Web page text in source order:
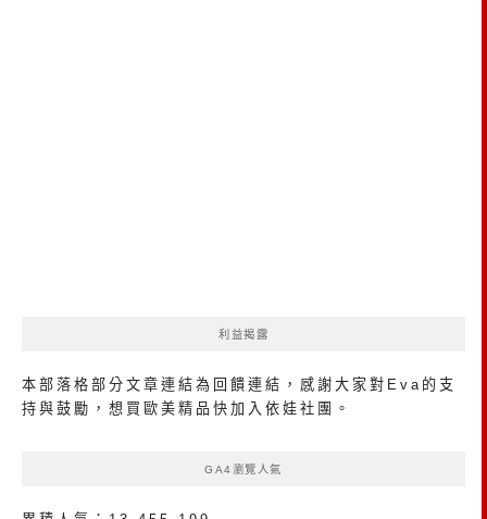
利益揭露
本部落格部分文章連結為回饋連結，感謝大家對Eva的支
持與鼓勵，想買歐美精品 快加入依娃社團 。
GA4瀏覽人氣